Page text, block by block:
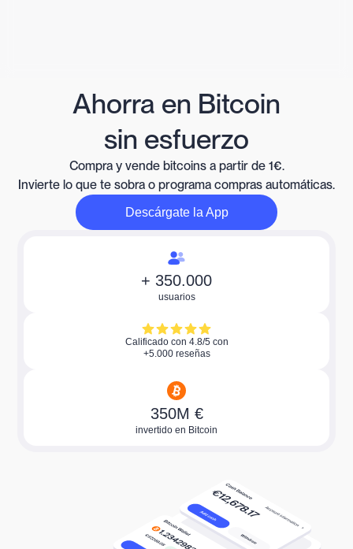
Ahorra en Bitcoin
sin esfuerzo
Compra y vende bitcoins a partir de 1€.
Invierte lo que te sobra o programa compras automáticas.
Descárgate la App
Descarga la aplicación ahora
+ 350.000
usuarios
Calificado con 4.8/5 con
+5.000 reseñas
350M €
invertido en Bitcoin